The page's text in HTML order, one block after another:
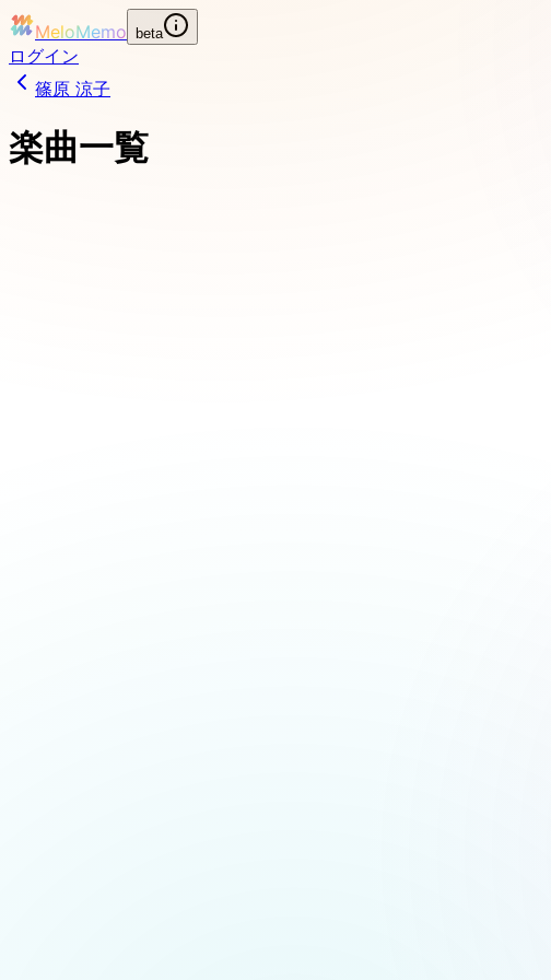
MeloMemo beta
ログイン
篠原 涼子
楽曲一覧